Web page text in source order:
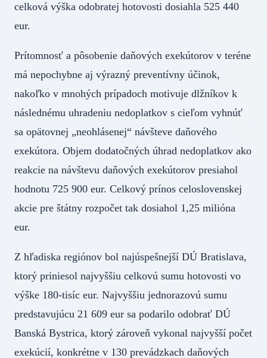
celková výška odobratej hotovosti dosiahla 525 440
eur.
Prítomnosť a pôsobenie daňových exekútorov v teréne
má nepochybne aj výrazný preventívny účinok,
nakoľko v mnohých prípadoch motivuje dlžníkov k
následnému uhradeniu nedoplatkov s cieľom vyhnúť
sa opätovnej „neohlásenej“ návšteve daňového
exekútora. Objem dodatočných úhrad nedoplatkov ako
reakcie na návštevu daňových exekútorov presiahol
hodnotu 725 900 eur. Celkový prínos celoslovenskej
akcie pre štátny rozpočet tak dosiahol 1,25 milióna
eur.
Z hľadiska regiónov bol najúspešnejší DÚ Bratislava,
ktorý priniesol najvyššiu celkovú sumu hotovosti vo
výške 180-tisíc eur. Najvyššiu jednorazovú sumu
predstavujúcu 21 609 eur sa podarilo odobrať DÚ
Banská Bystrica, ktorý zároveň vykonal najvyšší počet
exekúcií, konkrétne v 130 prevádzkach daňových